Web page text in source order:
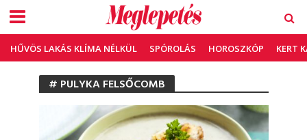
HŰVÖS LAKÁS KLÍMA NÉLKÜL SPÓROLÁS HOROSZKÓP KERT
# PULYKA FELSŐCOMB